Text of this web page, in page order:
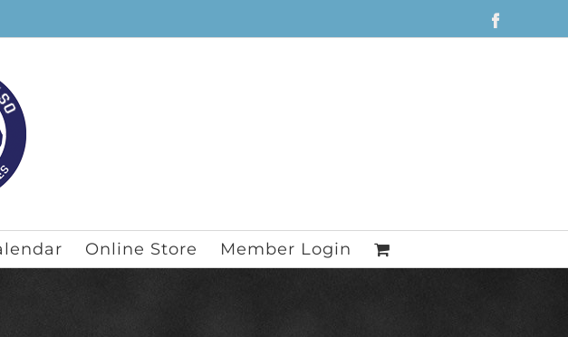
Online Store Member Login